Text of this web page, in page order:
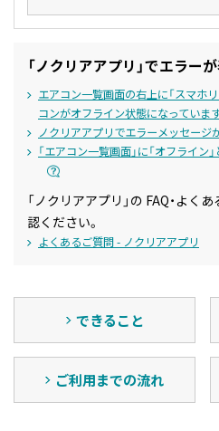
「ノクリアアプリ」でエラー
エアコン一覧画面の右上に「スマホ
コンがオフライン状態になっていま
ノクリアアプリでエラーメッセージ
「エアコン一覧画面」に「オフライン
「ノクリアアプリ」の FAQ・よく
認ください。
よくあるご質問 - ノクリアアプリ
できること
ご利用までの流れ